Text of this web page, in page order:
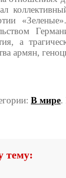
а
армян,
В мире.
тему: